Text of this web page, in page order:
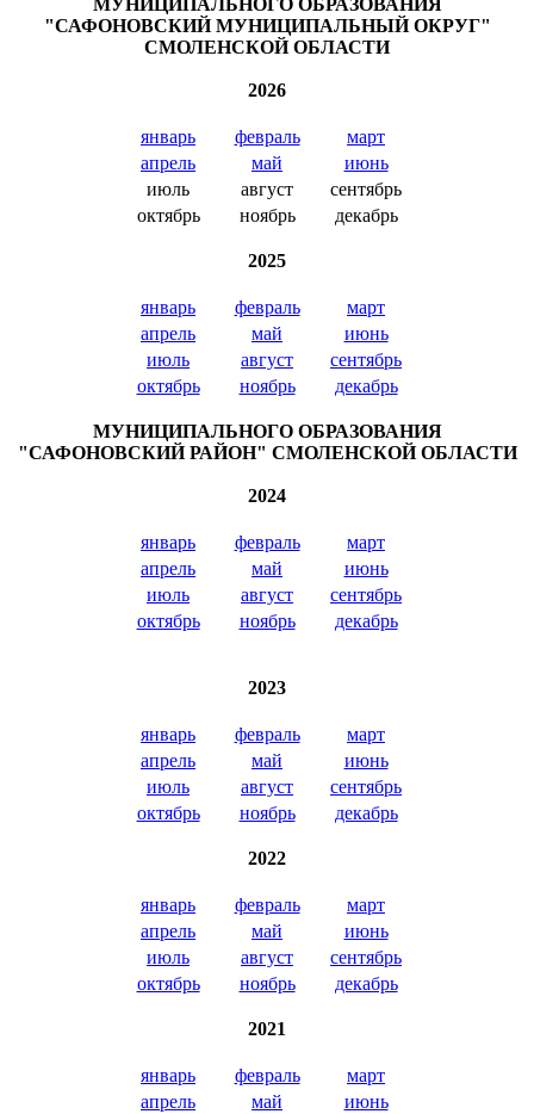
"САФОНОВСКИЙ МУНИЦИПАЛЬНЫЙ ОКРУГ"
СМОЛЕНСКОЙ ОБЛАСТИ
2026
январь февраль
март
апрель
май
июнь
июль
август
сентябрь
октябрь
ноябрь декабрь
2025
январь февраль
март
апрель
май
июнь
июль
август
сентябрь
октябрь
ноябрь декабрь
МУНИЦИПАЛЬНОГО ОБРАЗОВАНИЯ
"САФОНОВСКИЙ РАЙОН" СМОЛЕНСКОЙ ОБЛАСТИ
2024
январь февраль
март
апрель
май
июнь
июль
август
сентябрь
октябрь
ноябрь декабрь
2023
январь февраль
март
апрель
май
июнь
июль
август
сентябрь
октябрь
ноябрь декабрь
2022
январь февраль
март
апрель
май
июнь
июль
август
сентябрь
октябрь
ноябрь декабрь
2021
январь февраль
март
апрель
май
июнь